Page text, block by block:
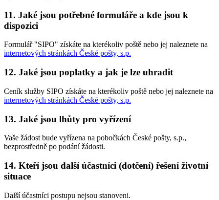
11. Jaké jsou potřebné formuláře a kde jsou k
dispozici
Formulář "SIPO" získáte na kterékoliv poště nebo jej naleznete na
internetových stránkách České pošty, s.p.
12. Jaké jsou poplatky a jak je lze uhradit
Ceník služby SIPO získáte na kterékoliv poště nebo jej naleznete na
internetových stránkách České pošty, s.p.
13. Jaké jsou lhůty pro vyřízení
Vaše žádost bude vyřízena na pobočkách České pošty, s.p.,
bezprostředně po podání žádosti.
14. Kteří jsou další účastníci (dotčení) řešení životní
situace
Další účastníci postupu nejsou stanoveni.